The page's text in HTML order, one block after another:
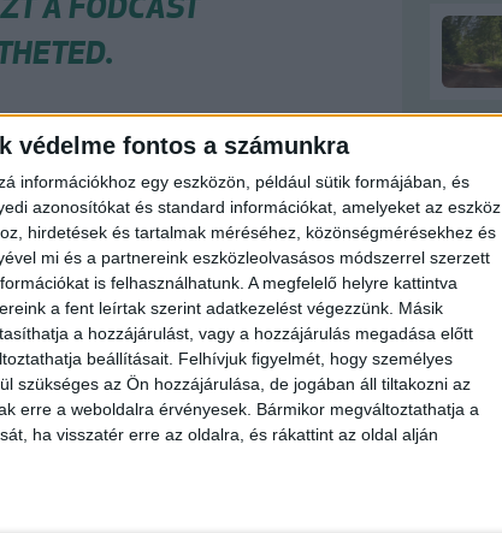
védelme fontos a számunkra
információkhoz egy eszközön, például sütik formájában, és
azonosítókat és standard információkat, amelyeket az eszköz
hirdetések és tartalmak méréséhez, közönségmérésekhez és
mi és a partnereink eszközleolvasásos módszerrel szerzett
is felhasználhatunk. A megfelelő helyre kattintva
a fent leírtak szerint adatkezelést végezzünk. Másik
a hozzájárulást, vagy a hozzájárulás megadása előtt
beállításait. Felhívjuk figyelmét, hogy személyes
szükséges az Ön hozzájárulása, de jogában áll tiltakozni az
erre a weboldalra érvényesek. Bármikor megváltoztathatja a
ha visszatér erre az oldalra, és rákattint az oldal alján
IS!